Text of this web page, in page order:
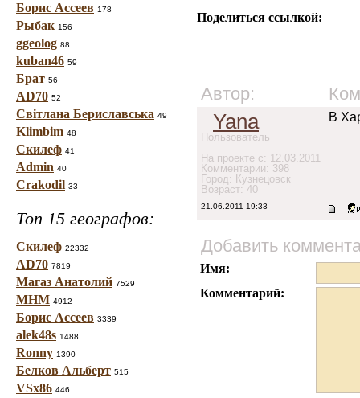
Борис Ассеев 178
Рыбак 156
ggeolog 88
kuban46 59
Брат 56
AD70 52
Світлана Бериславська 49
Klimbim 48
Скилеф 41
Admin 40
Crakodil 33
Топ 15 географов:
Скилеф 22332
AD70 7819
Магаз Анатолий 7529
МНМ 4912
Борис Ассеев 3339
alek48s 1488
Ronny 1390
Белков Альберт 515
VSx86 446
Поделиться ссылкой:
Автор:
Yana
Пользователь
На проекте с: 12.03.2011
Комментарии: 398
Город: Кузнецовск
Возраст: 40
В
21.06.2011 19:33
Добавить
Имя:
Комментарий: